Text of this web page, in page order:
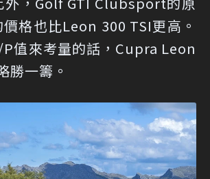
格也比Leon 300 TSI更高。
值來考量的話，Cupra Leon
勝一籌。